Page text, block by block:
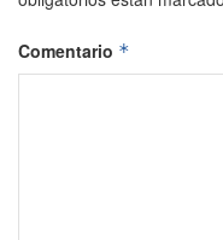
Comentario *